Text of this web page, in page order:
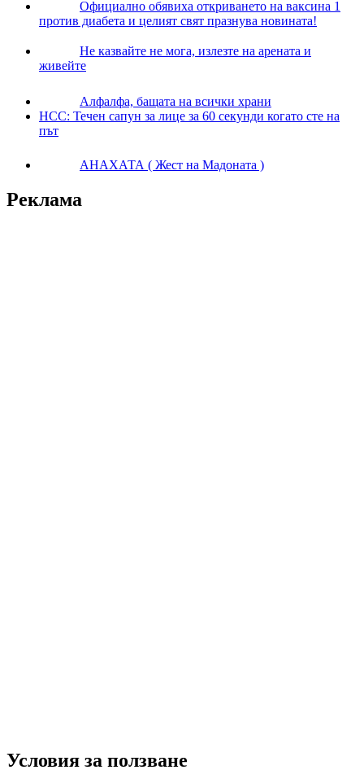
Официално обявиха откриването на ваксина 1
против диабета и целият свят празнува новината!
Не казвайте не мога, излезте на арената и
живейте
Алфалфа, бащата на всички храни
НСС: Течен сапун за лице за 60 секунди когато сте на
път
АНАХАТА ( Жест на Мадоната )
Реклама
Условия за ползване